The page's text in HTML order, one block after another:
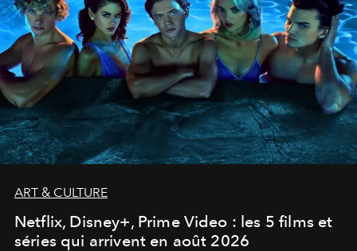
ART & CULTURE
Netflix, Disney+, Prime Video : les 5 films et
séries qui arrivent en août 2026